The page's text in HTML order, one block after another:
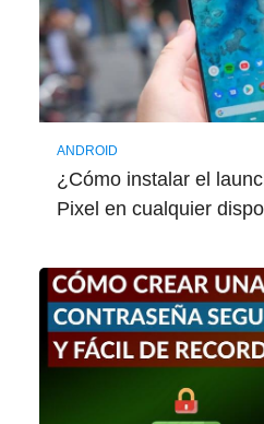
ANDROID
¿Cómo instalar el
Pixel en cualquier